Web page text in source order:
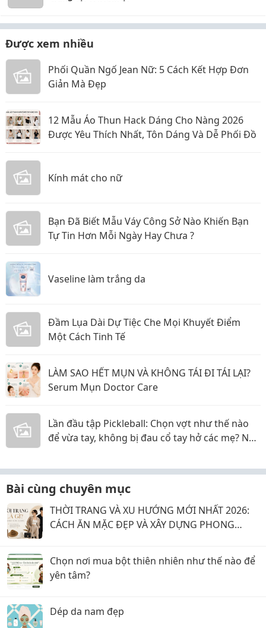
Được xem nhiều
Phối Quần Ngố Jean Nữ: 5 Cách Kết Hợp Đơn
Giản Mà Đẹp
12 Mẫu Áo Thun Hack Dáng Cho Nàng 2026
Được Yêu Thích Nhất, Tôn Dáng Và Dễ Phối Đồ
Kính mát cho nữ
Bạn Đã Biết Mẫu Váy Công Sở Nào Khiến Bạn
Tự Tin Hơn Mỗi Ngày Hay Chưa ?
Vaseline làm trắng da
Đầm Lụa Dài Dự Tiệc Che Mọi Khuyết Điểm
Một Cách Tinh Tế
LÀM SAO HẾT MỤN VÀ KHÔNG TÁI ĐI TÁI LẠI?
Serum Mụn Doctor Care
Lần đầu tập Pickleball: Chọn vợt như thế nào
để vừa tay, không bị đau cổ tay hở các mẹ? Nội
Bài cùng chuyên mục
THỜI TRANG VÀ XU HƯỚNG MỚI NHẤT 2026:
CÁCH ĂN MẶC ĐẸP VÀ XÂY DỰNG PHONG
Chọn nơi mua bột thiên nhiên như thế nào để
yên tâm?
Dép da nam đẹp